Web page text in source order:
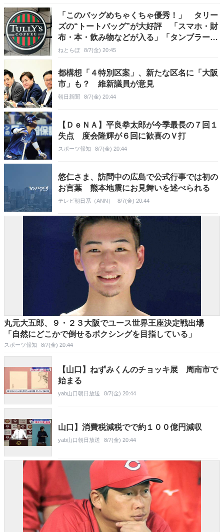
「このバッグめちゃくちゃ優秀！」 タリー
ズの“トートバッグ”が大好評 「スマホ・財
布・本・飲み物などが入る」「タンブラー入
れられるポケットもある」
ねとらぼ 8/7(金) 20:45
都構想「４特別区案」、新たな区名に「大阪
市」も？ 維新議員が意見
朝日新聞 8/7(金) 20:44
【ＤｅＮＡ】平良拳太郎が今季最長の７回１
失点 度会隆輝が６回に歓喜のＶ打
スポーツ報知 8/7(金) 20:44
悠仁さま、訪問中の広島で公式行事では初の
お言葉 熊本地震にお見舞いを述べられる
テレビ朝日系（ANN） 8/7(金) 20:44
丸元大五郎、９・２３大阪でユース世界王座決定戦出場
「自然にどこかで倒せるボクシングを目指している」
スポーツ報知 8/7(金) 20:44
【山口】ねずみくんのチョッキ展 周南市で
始まる
yab山口朝日放送 8/7(金) 20:44
山口】消費税減税でで約１００億円減収
yab山口朝日放送 8/7(金) 20:44